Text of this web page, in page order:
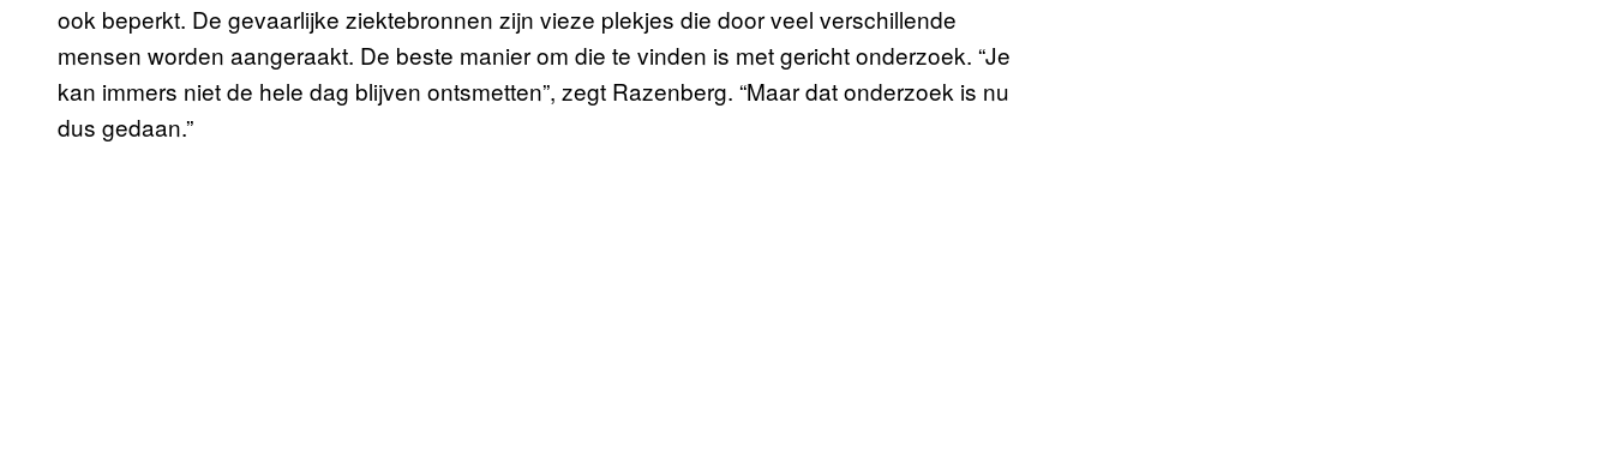
ook beperkt. De gevaarlijke ziektebronnen zijn vieze plekjes die door veel verschillende
mensen worden aangeraakt. De beste manier om die te vinden is met gericht onderzoek. “Je
kan immers niet de hele dag blijven ontsmetten”, zegt Razenberg. “Maar dat onderzoek is nu
dus gedaan.”